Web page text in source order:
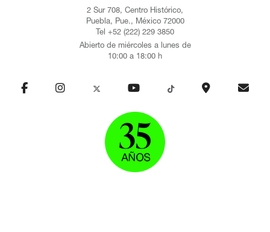
2 Sur 708, Centro Histórico,
Puebla, Pue., México 72000
Tel +52 (222) 229 3850
Abierto de miércoles a lunes de
10:00 a 18:00 h